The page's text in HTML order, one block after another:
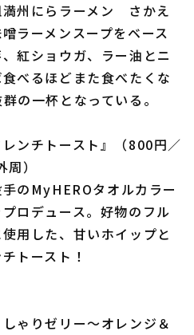
州にらラーメン さかえ
ラーメンスープをベース
紅ショウガ、ラー油とニ
べるほどまた食べたくな
の一杯となっている。
ンチトースト』（800円／
）
のMyHEROタオルカラー
ロデュース。好物のフル
用した、甘いホイップと
トースト！
ゃりゼリー～オレンジ＆